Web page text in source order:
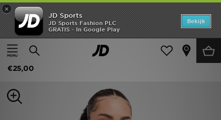
×
JD Sports
JD Sports Fashion PLC
GRATIS - In Google Play
Bekijk
Thuis
Dames Dameskleding Tops
Jordan Graphic Girlfriend T-Shirt
€25,00
Home
Offers
Dames